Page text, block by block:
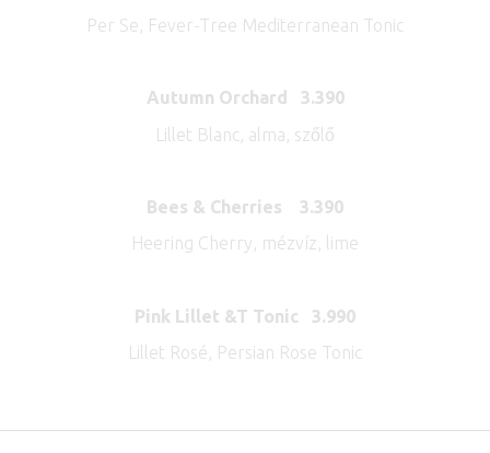
Per Se, Fever-Tree Mediterranean Tonic
Autumn Orchard 3.390
Lillet Blanc, alma, szőlő
Bees & Cherries 3.390
Heering Cherry, mézvíz, lime
Pink Lillet &T Tonic 3.990
Lillet Rosé, Persian Rose Tonic